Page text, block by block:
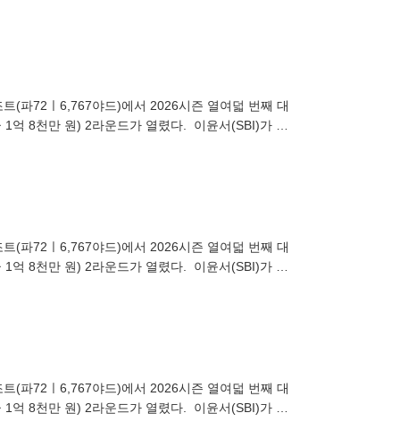
(파72ㅣ6,767야드)에서 2026시즌 열여덟 번째 대
억 8천만 원) 2라운드가 열렸다. 이윤서(SBI)가 1
(파72ㅣ6,767야드)에서 2026시즌 열여덟 번째 대
억 8천만 원) 2라운드가 열렸다. 이윤서(SBI)가 1
(파72ㅣ6,767야드)에서 2026시즌 열여덟 번째 대
억 8천만 원) 2라운드가 열렸다. 이윤서(SBI)가 1